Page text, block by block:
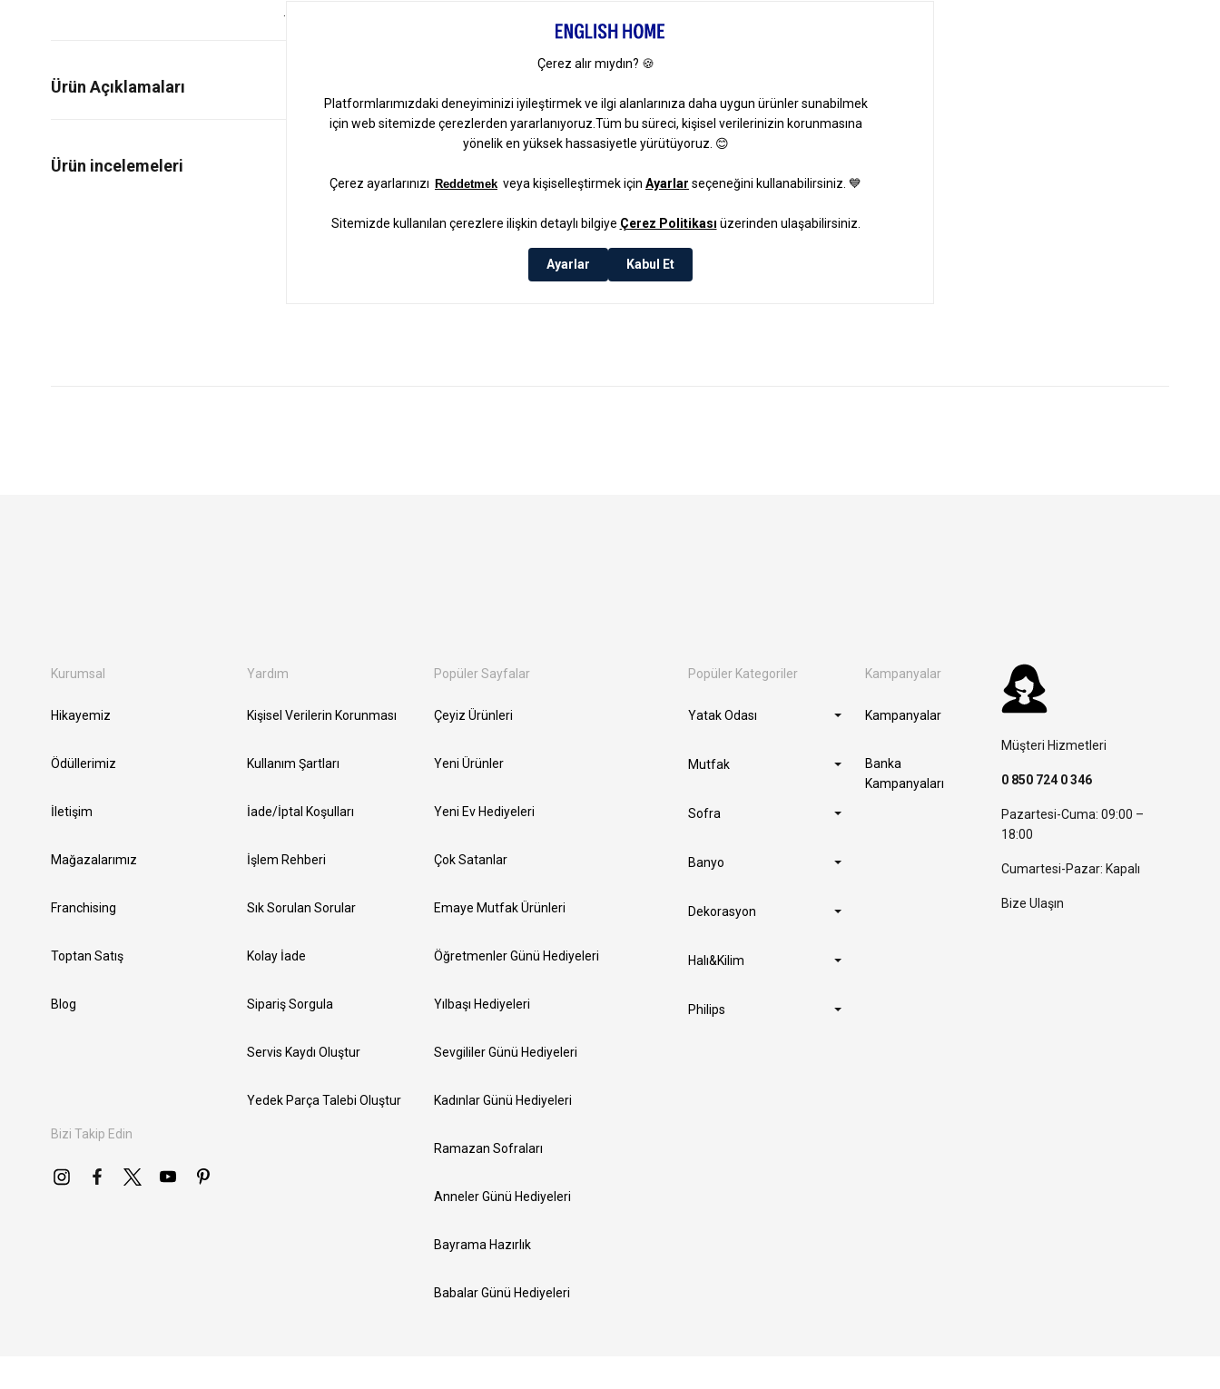
Ürün Açıklamaları
Kurumsal
Hikayemiz
Ödüllerimiz
İletişim
Mağazalarımız
Franchising
Toptan Satış
Blog
Bizi Takip Edin
Yardım
Kişisel Verilerin Korunması
Kullanım Şartları
İade/İptal Koşulları
İşlem Rehberi
Sık Sorulan Sorular
Kolay İade
Sipariş Sorgula
Servis Kaydı Oluştur
Yedek Parça Talebi Oluştur
Popüler Sayfalar
Çeyiz Ürünleri
Yeni Ürünler
Yeni Ev Hediyeleri
Çok Satanlar
Emaye Mutfak Ürünleri
Öğretmenler Günü Hediyeleri
Yılbaşı Hediyeleri
Sevgililer Günü Hediyeleri
Kadınlar Günü Hediyeleri
Ramazan Sofraları
Anneler Günü Hediyeleri
Bayrama Hazırlık
Babalar Günü Hediyeleri
Popüler Kategoriler
Yatak Odası
Mutfak
Sofra
Banyo
Dekorasyon
Halı&Kilim
Philips
Kampanyalar
Kampanyalar
Banka
Kampanyaları
Müşteri Hizmetleri
0 850 724 0 346
Pazartesi-Cuma: 09:00 –
18:00
Cumartesi-Pazar: Kapalı
Bize Ulaşın